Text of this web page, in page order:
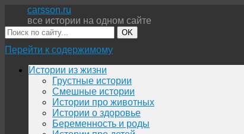
carsson.ru
все истории на одном сайте
OK
Перейти к содержимому
Истории из жизни
Грустные истории
Смешные истории
Истории про животных
Истории о здоровье
Беременность и роды